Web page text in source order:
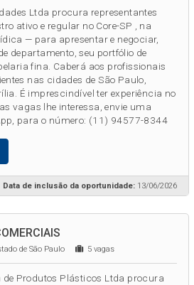
Ltda procura representantes
ativo e regular no Core-SP , na
— para apresentar e negociar,
departamento, seu portfólio de
fina. Caberá aos profissionais
nas cidades de São Paulo,
É imprescindível ter experiência no
vagas lhe interessa, envie uma
para o número: (11) 94577-8344
Data de inclusão da oportunidade:13/06/2026
de São Paulo 5 vagas
Produtos Plásticos Ltda procura